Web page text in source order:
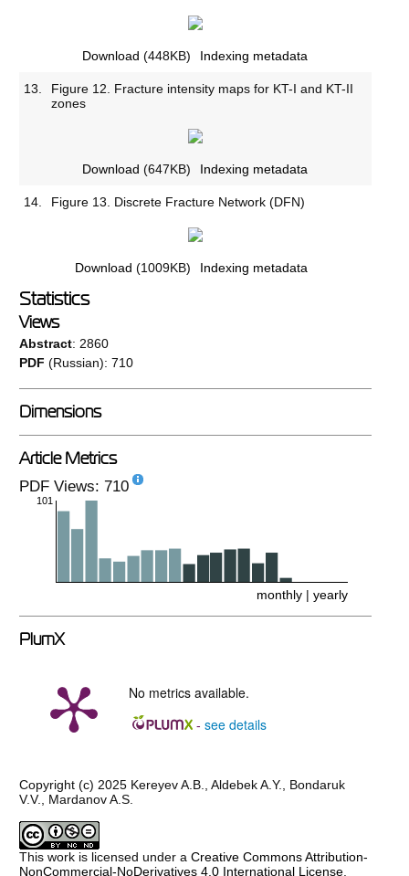
Download (448KB) Indexing metadata
13.
Figure 12. Fracture intensity maps for KT-I and KT-II
zones
Download (647KB) Indexing metadata
14. Figure 13. Discrete Fracture Network (DFN)
Download (1009KB) Indexing metadata
Statistics
Views
Abstract: 2860
PDF (Russian): 710
Dimensions
Article Metrics
PDF Views: 710
101
monthly |yearly
PlumX
No metrics available.
- see details
Copyright (c) 2025 Kereyev A.B., Aldebek A.Y., Bondaruk
V.V., Mardanov A.S.
This work is licensed under aCreative Commons Attribution-
NonCommercial-NoDerivatives 4.0 International License